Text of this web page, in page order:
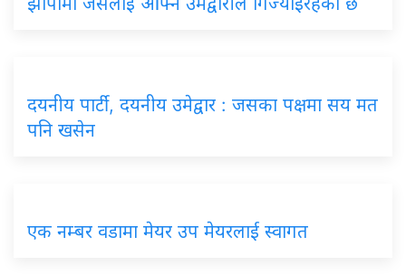
दयनीय पार्टी, दयनीय उमेद्वार : जसका पक्षमा सय मत
पनि खसेन
एक नम्बर वडामा मेयर उप मेयरलाई स्वागत